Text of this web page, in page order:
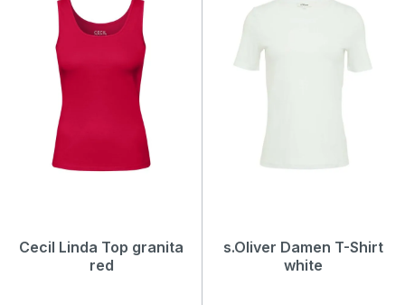
Cecil Linda Top granita
red
s.Oliver Damen T-Shirt
white